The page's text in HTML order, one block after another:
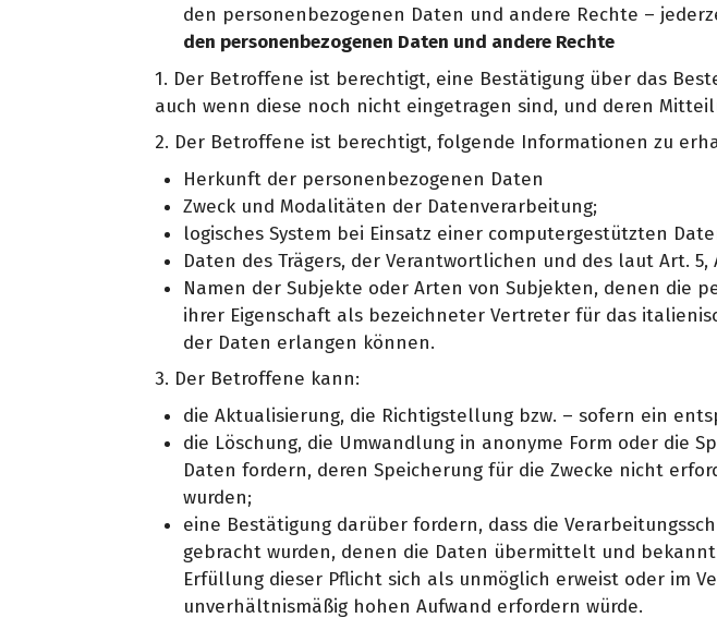
den personenbezogenen Daten und andere Rechte –
den personenbezogenen Daten und andere Rechte
1. Der Betroffene ist berechtigt, eine Bestätigung über das
auch wenn diese noch nicht eingetragen sind, und deren
2. Der Betroffene ist berechtigt, folgende Informationen zu
Herkunft der personenbezogenen Daten
Zweck und Modalitäten der Datenverarbeitung;
logisches System bei Einsatz einer computergestützten
Daten des Trägers, der Verantwortlichen und des laut Art.
Namen der Subjekte oder Arten von Subjekten, denen die
ihrer Eigenschaft als bezeichneter Vertreter für das
der Daten erlangen können.
3. Der Betroffene kann:
die Aktualisierung, die Richtigstellung bzw. – sofern ein
die Löschung, die Umwandlung in anonyme Form oder die
Daten fordern, deren Speicherung für die Zwecke nicht
wurden;
eine Bestätigung darüber fordern, dass die
gebracht wurden, denen die Daten übermittelt und
Erfüllung dieser Pflicht sich als unmöglich erweist oder im
unverhältnismäßig hohen Aufwand erfordern würde.